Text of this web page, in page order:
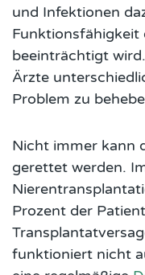
und Infektionen
Funktionsfähigkeit
beeinträchtigt
Ärzte
Problem zu
Nicht immer kann
gerettet werden.
Prozent der
funktioniert nicht